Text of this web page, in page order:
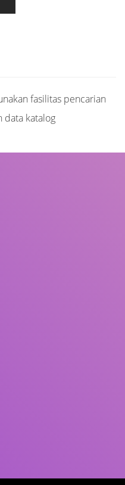
fasilitas pencarian
katalog